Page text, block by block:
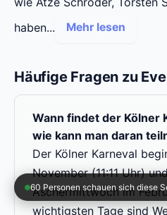
haben...
Mehr lesen
Häufige Fragen zu
Wann findet der Kölner
wie kann man daran
Der Kölner Karneval
November (11:11 Uhr)
Aschermittwoch im
wichtigsten Tage sind
60 Personen schauen sich diese